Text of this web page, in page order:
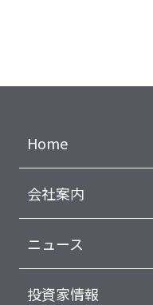
Home
会社案内
ニュース
投資家情報